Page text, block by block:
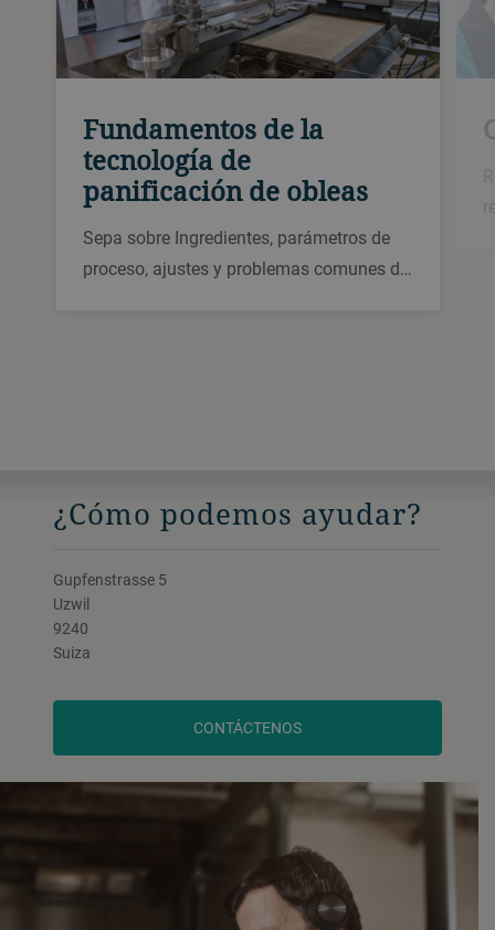
Fundamentos de la
tecnología de
panificación de obleas
Sepa sobre Ingredientes, parámetros de
proceso, ajustes y problemas comunes d…
¿Cómo podemos ayudar?
Gupfenstrasse 5
Uzwil
9240
Suiza
CONTÁCTENOS